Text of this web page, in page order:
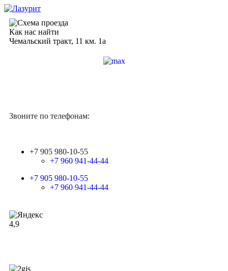
Как нас найти
Чемальский тракт, 11 км. 1а
Звоните по телефонам:
+7 905 980-10-55
+7 960 941-44-44
+7 905 980-10-55
+7 960 941-44-44
4,9